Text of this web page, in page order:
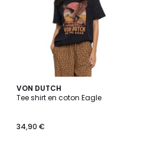
VON DUTCH
Tee shirt en coton Eagle
34,90 €